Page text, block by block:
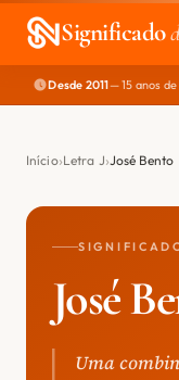
Significado
EXPLORAR
NOME PERFEITO
Desde 2011— 15 anos
Início Letra J José Bento
José
Uma